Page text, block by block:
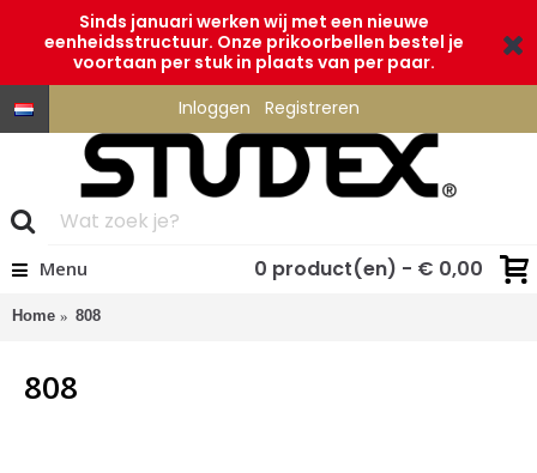
Sinds januari werken wij met een nieuwe
eenheidsstructuur. Onze prikoorbellen bestel je
voortaan per stuk in plaats van per paar.
Inloggen
Registreren
0 product(en) - € 0,00
Menu
Home 808
808